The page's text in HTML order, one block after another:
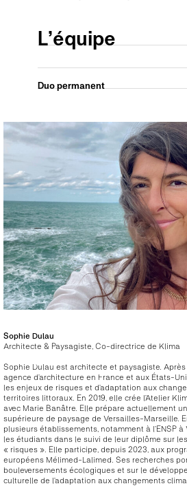
L’équipe
Duo permanent
Sophie Dulau
Architecte & Paysagiste, Co-directrice de Klima
Sophie Dulau est architecte et paysagiste. Après
agence d’architecture en France et aux États-
les enjeux de risques et d’adaptation aux
territoires littoraux. En 2019, elle crée l’Atelier
avec Marie Banâtre. Elle prépare actuellement
supérieure de paysage de Versailles-Marseille.
plusieurs établissements, notamment à l’ENSP
les étudiants dans le suivi de leur diplôme sur
« risques ». Elle participe, depuis 2023, aux
européens Mélimed-Lalimed. Ses recherches
bouleversements écologiques et sur le
culturelle de l’adaptation aux changements